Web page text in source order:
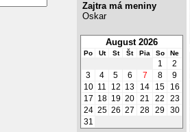
Zajtra má meniny
Oskar
August 2026
Po Ut St Št Pia So Ne
1
2
3
4 5 6 7 8
9
10 11 12 13 14 15
16
17 18 19 20 21 22
23
24 25 26 27 28 29 30
31